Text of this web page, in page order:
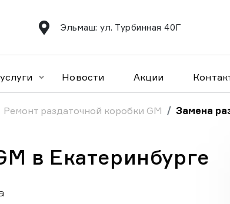
Эльмаш: ул. Турбинная 40Г
Новости Акции
Ремонт раздаточной коробки GM Замена
в Екатеринбурге